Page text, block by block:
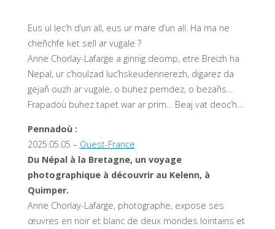
Eus ul lec’h d’un all, eus ur mare d’un all. Ha ma ne
cheñchfe ket sell ar vugale ?
Anne Chorlay-Lafarge a ginnig deomp, etre Breizh ha
Nepal, ur c’houlzad luc’hskeudennerezh, digarez da
gejañ ouzh ar vugale, o buhez pemdez, o bezañs…
Frapadoù buhez tapet war ar prim… Beaj vat deoc’h…
Pennadoù :
2025.05.05 – Ouest-France
Du Népal à la Bretagne, un voyage
photographique à découvrir au Kelenn, à
Quimper.
Anne Chorlay-Lafarge, photographe, expose ses
œuvres en noir et blanc de deux mondes lointains et